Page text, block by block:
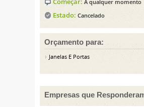
A qualquer momento
Estado: Cancelado
Orçamento para:
Janelas E Portas
Empresas que